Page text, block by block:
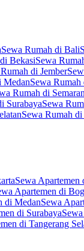
Sewa Rumah di Bali
BekasiSewa
di Jember
MedanSewa Rumah
Rumah di
SurabayaSewa
Sewa Rumah
Sewa Apartemen
Apartemen di
di MedanSewa
di Surabaya
di Tangerang